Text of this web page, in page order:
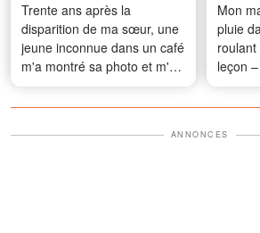
Trente ans après la
disparition de ma sœur, une
jeune inconnue dans un café
m'a montré sa photo et m'a
dit de la suivre – Ce que j'ai
découvert ensuite m'a fait
Mon
pluie
leçon
seule
ANNONCES